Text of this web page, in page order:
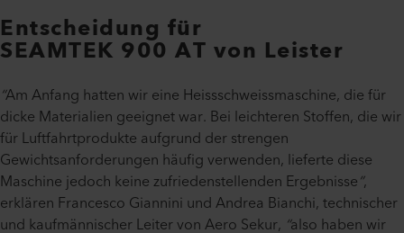
Entscheidung für
SEAMTEK 900 AT von Leister
“Am Anfang hatten wir eine Heissschweissmaschine, die für
dicke Materialien geeignet war. Bei leichteren Stoffen, die wir
für Luftfahrtprodukte aufgrund der strengen
Gewichtsanforderungen häufig verwenden, lieferte diese
Maschine jedoch keine zufriedenstellenden Ergebnisse”,
erklären Francesco Giannini und Andrea Bianchi, technischer
und kaufmännischer Leiter von Aero Sekur, “also haben wir